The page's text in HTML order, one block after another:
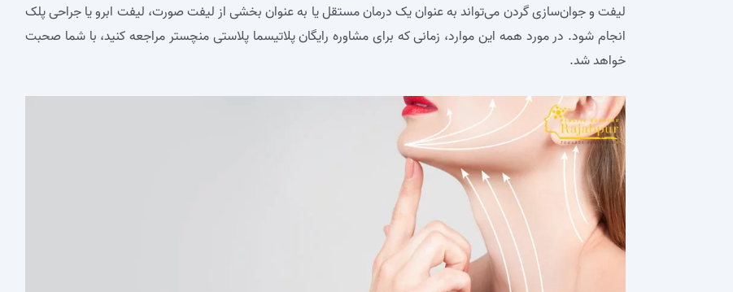
لیفت و جوان‌سازی گردن می‌تواند به عنوان یک درمان مستقل یا به عنوان بخشی از لیفت صورت، لیفت ابرو یا جراحی پلک
انجام شود. در مورد همه این موارد، زمانی که برای مشاوره رایگان پلاتیسما پلاستی منچستر مراجعه کنید، با شما صحبت
خواهد شد.